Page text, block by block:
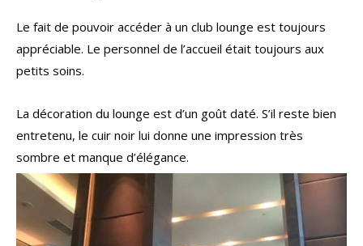
Le fait de pouvoir accéder à un club lounge est toujours
appréciable. Le personnel de l’accueil était toujours aux
petits soins.
La décoration du lounge est d’un goût daté. S’il reste bien
entretenu, le cuir noir lui donne une impression très
sombre et manque d’élégance.